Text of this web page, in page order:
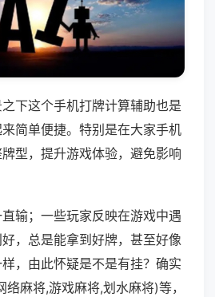
下这个手机打牌计算辅助也是
简单便捷。特别是在大家手机
型，提升游戏体验，避免影响
输；一些玩家反映在游戏中遇
，总是能拿到好牌，甚至好像
，由此怀疑是不是有挂？确实
麻将,游戏麻将,划水麻将)等，